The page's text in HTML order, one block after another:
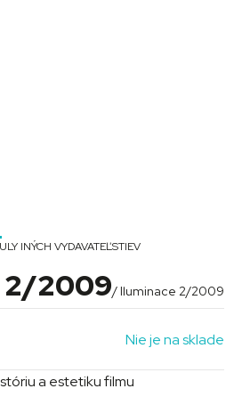
INÝCH VYDAVATEĽSTIEV
2/2009/ Iluminace 2/2009
Nie je na sklade
a estetiku filmu